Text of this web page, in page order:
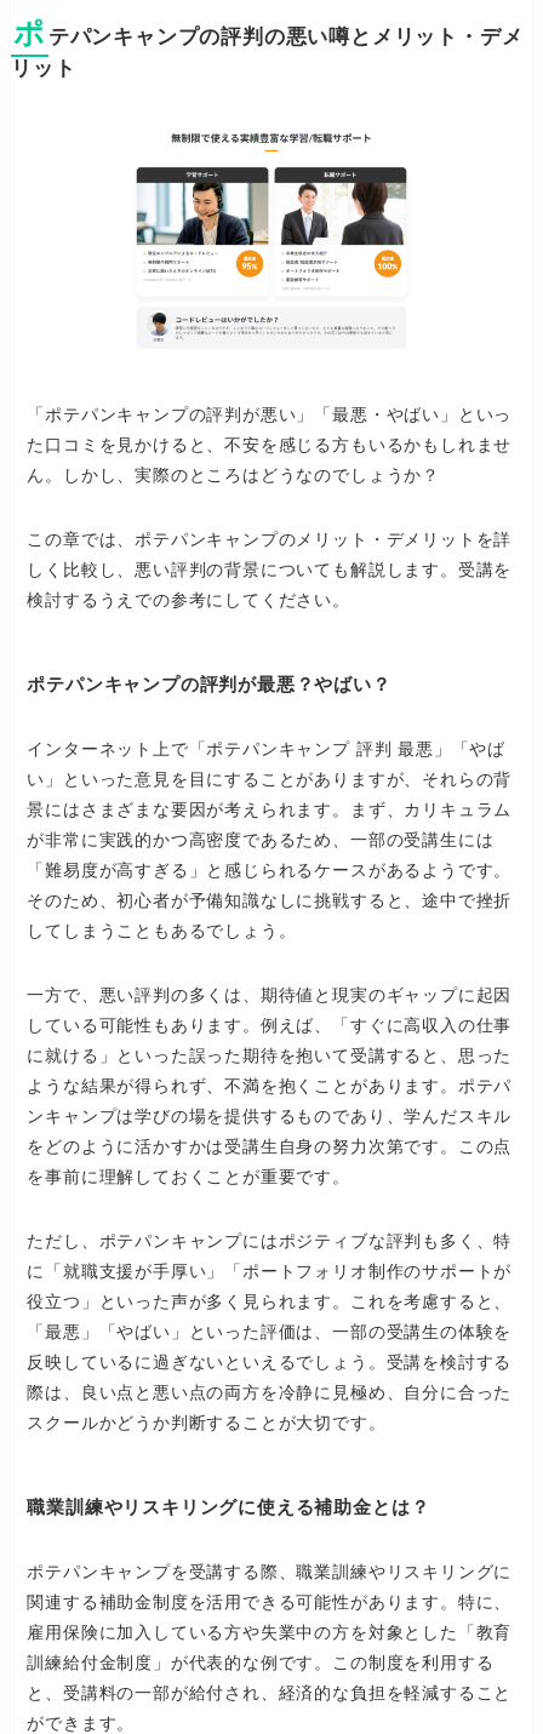
ポ テパンキャンプの評判の悪い噂とメリット・デメ
リット
「ポテパンキャンプの評判が悪い」「最悪・やばい」といっ
た口コミを見かけると、不安を感じる方もいるかもしれませ
ん。しかし、実際のところはどうなのでしょうか？
この章では、ポテパンキャンプのメリット・デメリットを詳
しく比較し、悪い評判の背景についても解説します。受講を
検討するうえでの参考にしてください。
ポテパンキャンプの評判が最悪？やばい？
インターネット上で「ポテパンキャンプ 評判 最悪」「やば
い」といった意見を目にすることがありますが、それらの背
景にはさまざまな要因が考えられます。まず、カリキュラム
が非常に実践的かつ高密度であるため、一部の受講生には
「難易度が高すぎる」と感じられるケースがあるようです。
そのため、初心者が予備知識なしに挑戦すると、途中で挫折
してしまうこともあるでしょう。
一方で、悪い評判の多くは、期待値と現実のギャップに起因
している可能性もあります。例えば、「すぐに高収入の仕事
に就ける」といった誤った期待を抱いて受講すると、思った
ような結果が得られず、不満を抱くことがあります。ポテパ
ンキャンプは学びの場を提供するものであり、学んだスキル
をどのように活かすかは受講生自身の努力次第です。この点
を事前に理解しておくことが重要です。
ただし、ポテパンキャンプにはポジティブな評判も多く、特
に「就職支援が手厚い」「ポートフォリオ制作のサポートが
役立つ」といった声が多く見られます。これを考慮すると、
「最悪」「やばい」といった評価は、一部の受講生の体験を
反映しているに過ぎないといえるでしょう。受講を検討する
際は、良い点と悪い点の両方を冷静に見極め、自分に合った
スクールかどうか判断することが大切です。
職業訓練やリスキリングに使える補助金とは？
ポテパンキャンプを受講する際、職業訓練やリスキリングに
関連する補助金制度を活用できる可能性があります。特に、
雇用保険に加入している方や失業中の方を対象とした「教育
訓練給付金制度」が代表的な例です。この制度を利用する
と、受講料の一部が給付され、経済的な負担を軽減すること
ができます。